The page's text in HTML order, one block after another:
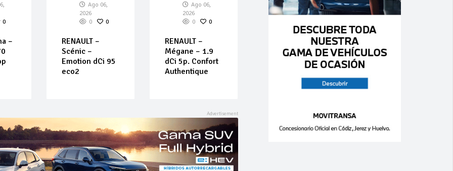
0
–
Ago 06,
2026
0
0
RENAULT –
Scénic –
Emotion dCi 95
eco2
Ago 06,
2026
0
0
RENAULT –
Mégane – 1.9
dCi 5p. Confort
Authentique